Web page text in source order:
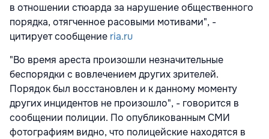
в отношении стюарда за нарушение общественного
порядка, отягченное расовыми мотивами", -
цитирует сообщение ria.ru
"Во время ареста произошли незначительные
беспорядки с вовлечением других зрителей.
Порядок был восстановлен и к данному моменту
других инцидентов не произошло", - говорится в
сообщении полиции. По опубликованным СМИ
фотографиям видно, что полицейские находятся в